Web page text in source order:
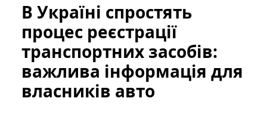
В Україні спростять
процес реєстрації
транспортних засобів:
важлива інформація для
власників авто